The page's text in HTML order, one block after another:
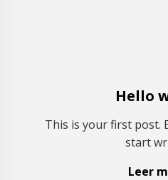
Hello
This is your first post.
start
Leer